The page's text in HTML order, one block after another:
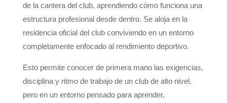
de la cantera del club, aprendiendo cómo funciona una
estructura profesional desde dentro. Se aloja en la
residencia oficial del club conviviendo en un entorno
completamente enfocado al rendimiento deportivo.
Esto permite conocer de primera mano las exigencias,
disciplina y ritmo de trabajo de un club de alto nivel,
pero en un entorno pensado para aprender,